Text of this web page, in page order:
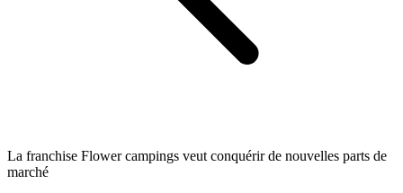
La franchise Flower campings veut conquérir de nouvelles parts de
marché